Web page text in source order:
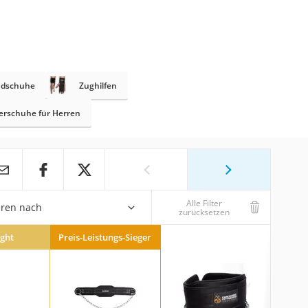
Zughilfen
für Herren
nach Alle Filter
zurücksetzen
Preis-Leistungs-Sieger